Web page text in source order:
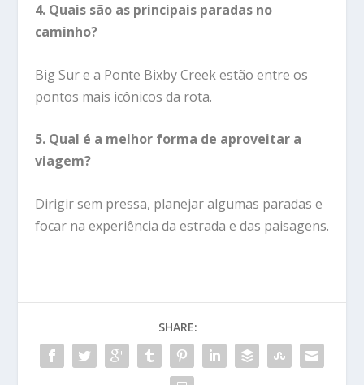
4. Quais são as principais paradas no
caminho?
Big Sur e a Ponte Bixby Creek estão entre os
pontos mais icônicos da rota.
5. Qual é a melhor forma de aproveitar a
viagem?
Dirigir sem pressa, planejar algumas paradas e
focar na experiência da estrada e das paisagens.
SHARE: